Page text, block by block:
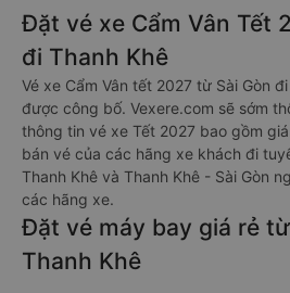
Đặt vé xe Cẩm Vân Tết
đi Thanh Khê
Vé xe Cẩm Vân tết 2027 từ Sài Gòn
được công bố. Vexere.com sẽ sớm
thông tin vé xe Tết 2027 bao gồm
bán vé của các hãng xe khách đi
Thanh Khê và Thanh Khê - Sài Gòn
các hãng xe.
Đặt vé máy bay giá rẻ
Thanh Khê